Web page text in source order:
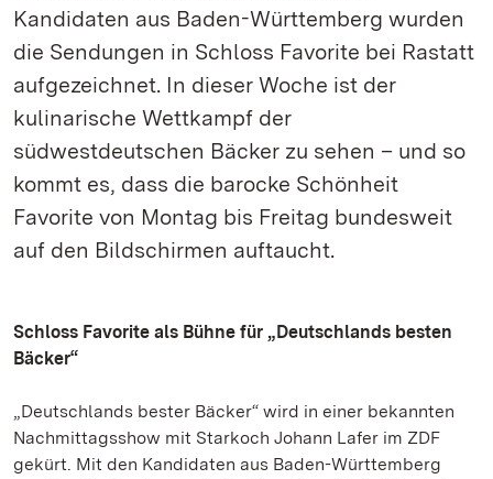
Kandidaten aus Baden-Württemberg wurden
die Sendungen in Schloss Favorite bei Rastatt
aufgezeichnet. In dieser Woche ist der
kulinarische Wettkampf der
südwestdeutschen Bäcker zu sehen – und so
kommt es, dass die barocke Schönheit
Favorite von Montag bis Freitag bundesweit
auf den Bildschirmen auftaucht.
Schloss Favorite als Bühne für „Deutschlands besten
Bäcker“
„Deutschlands bester Bäcker“ wird in einer bekannten
Nachmittagsshow mit Starkoch Johann Lafer im ZDF
gekürt. Mit den Kandidaten aus Baden-Württemberg